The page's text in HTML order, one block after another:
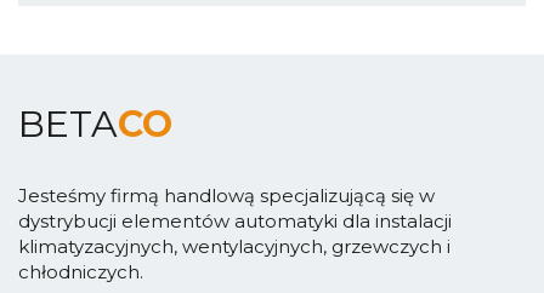
BETACO
Jesteśmy firmą handlową specjalizującą się w
dystrybucji elementów automatyki dla instalacji
klimatyzacyjnych, wentylacyjnych, grzewczych i
chłodniczych.